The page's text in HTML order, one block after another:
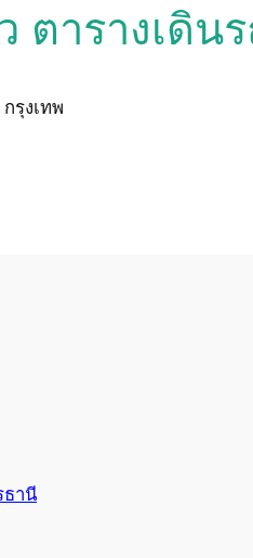
ตารางเดิน
รุงเทพ
ธานี